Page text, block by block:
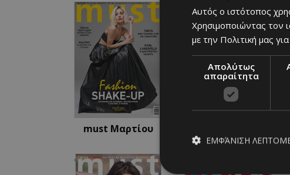
must Μαρτίου
Αυτός ο ιστότοπος
Χρησιμοποιώντας τον
με την Πολιτική μας
Απολύτως
απαραίτητα
ΕΜΦΆΝΙΣΗ